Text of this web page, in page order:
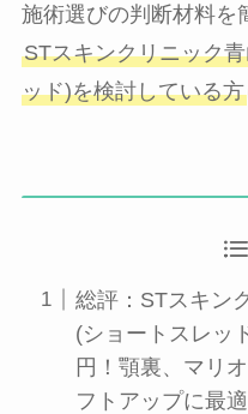
施術選びの判断材料を
STスキンクリニック
ッド)を検討している方
総評：STスキン
(ショートスレッ
円！顎裏、マリ
フトアップに最適